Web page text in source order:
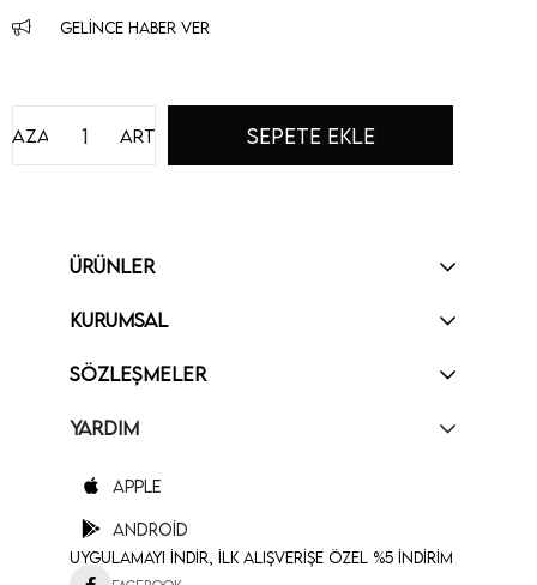
GELINCE HABER VER
Artır
Azalt
ÜRÜNLER
KURUMSAL
SÖZLEŞMELER
YARDIM
Apple
Android
Uygulamayı İndir, İlk Alışverişe Özel %5 İndirim